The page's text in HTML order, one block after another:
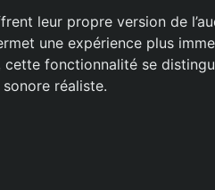
leur propre version de
une expérience plus
cette fonctionnalité se
réaliste.